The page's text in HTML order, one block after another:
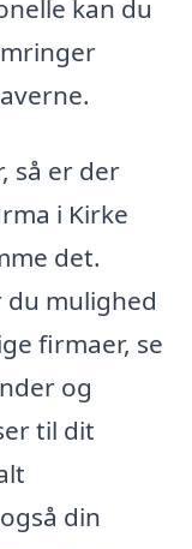
kan du
så er der
i Kirke
det.
mulighed
firmaer, se
og
til dit
din